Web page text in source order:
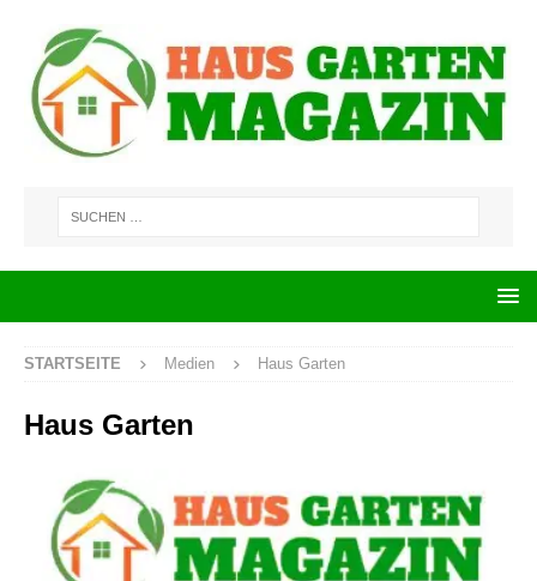
STARTSEITE Medien Haus Garten
Haus Garten